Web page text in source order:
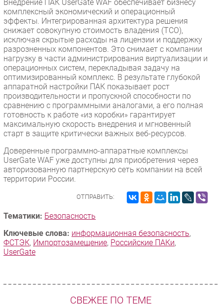
Внедрение ПАК UserGate WAF обеспечивает бизнесу
комплексный экономический и операционный
эффекты. Интегрированная архитектура решения
снижает совокупную стоимость владения (TCO),
исключая скрытые расходы на лицензии и поддержку
разрозненных компонентов. Это снимает с компании
нагрузку в части администрирования виртуализации и
операционных систем, перекладывая задачу на
оптимизированный комплекс. В результате глубокой
аппаратной настройки ПАК показывает рост
производительности и пропускной способности по
сравнению с программными аналогами, а его полная
готовность к работе «из коробки» гарантирует
максимальную скорость внедрения и мгновенный
старт в защите критически важных веб-ресурсов.
Доверенные программно-аппаратные комплексы
UserGate WAF уже доступны для приобретения через
авторизованную партнерскую сеть компании на всей
территории России.
ОТПРАВИТЬ:
Тематики: Безопасность
Ключевые слова: информационная безопасность,
ФСТЭК, Импорто­замещение, Российские ПАКи,
UserGate
СВЕЖЕЕ ПО ТЕМЕ